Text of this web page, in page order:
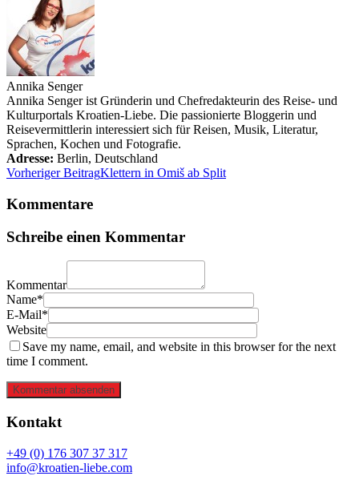
Annika Senger
Annika Senger ist Gründerin und Chefredakteurin des Reise- und
Kulturportals Kroatien-Liebe. Die passionierte Bloggerin und
Reisevermittlerin interessiert sich für Reisen, Musik, Literatur,
Sprachen, Kochen und Fotografie.
Adresse: Berlin, Deutschland
Vorheriger BeitragKlettern in Omiš ab Split
Kommentare
Schreibe einen Kommentar
Kommentar
Name*
E-Mail*
Website
Save my name, email, and website in this browser for the next
time I comment.
Kommentar absenden
Kontakt
+49 (0) 176 307 37 317
info@kroatien-liebe.com